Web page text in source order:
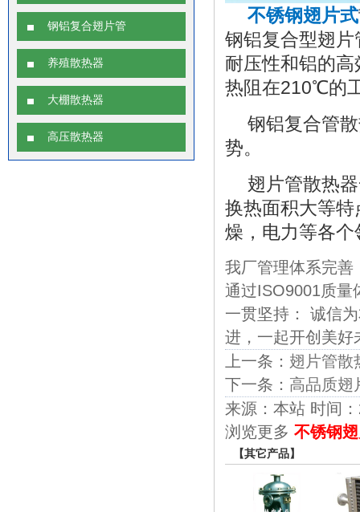
钢铝复合翅片管
养殖散热器
大棚散热器
高压散热器
不锈钢翅片式
钢铝复合型翅
耐压性和铝的
热阻在210℃的
钢铝复合管
势。
翅片管散热
换热面积大等
燥，电力等各个
我厂管理体系完善
通过ISO9001质量
一贯坚持： 诚信
进，一起开创美好
上一条： 翅片管散
下一条： 高品质翅
来源：本站 时间
浏览更多 不锈钢
【其它产品】